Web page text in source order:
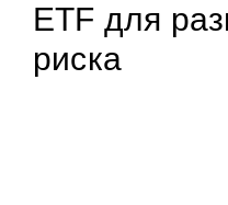
ETF для
риска